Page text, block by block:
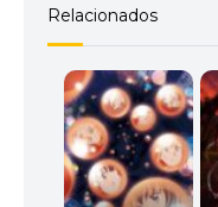
Relacionados